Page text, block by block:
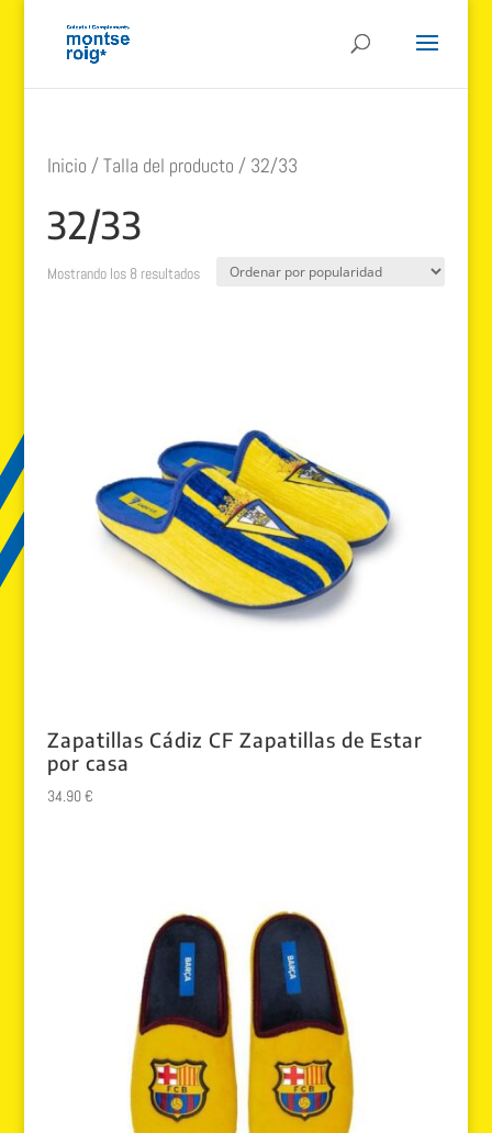
Inicio / Talla del producto / 32/33
32/33
Mostrando los 8 resultadosOrdenado
Zapatillas Cádiz CF Zapatillas de Estar
por casa
34.90€